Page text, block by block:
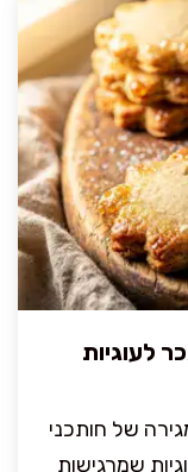
לעוגיות
של חותכני
שמרגישות